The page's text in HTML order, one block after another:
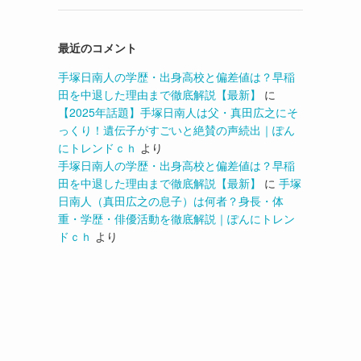
最近のコメント
手塚日南人の学歴・出身高校と偏差値は？早稲
田を中退した理由まで徹底解説【最新】
に
【2025年話題】手塚日南人は父・真田広之にそ
っくり！遺伝子がすごいと絶賛の声続出｜ぽん
にトレンドｃｈ より
手塚日南人の学歴・出身高校と偏差値は？早稲
田を中退した理由まで徹底解説【最新】
に 手塚
日南人（真田広之の息子）は何者？身長・体
重・学歴・俳優活動を徹底解説｜ぽんにトレン
ドｃｈ より